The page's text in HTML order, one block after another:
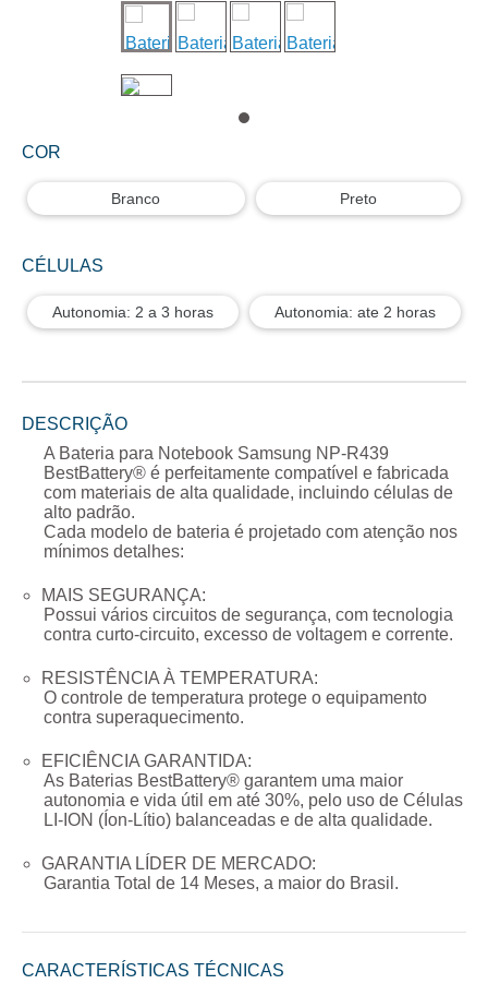
COR
Branco Preto
CÉLULAS
Autonomia: 2 a 3 horas Autonomia: ate 2 horas
DESCRIÇÃO
A Bateria para Notebook Samsung NP-R439
BestBattery® é perfeitamente compatível e fabricada
com materiais de alta qualidade, incluindo células de
alto padrão.
Cada modelo de bateria é projetado com atenção nos
mínimos detalhes:
MAIS SEGURANÇA:
Possui vários circuitos de segurança, com tecnologia
contra curto-circuito, excesso de voltagem e corrente.
RESISTÊNCIA À TEMPERATURA:
O controle de temperatura protege o equipamento
contra superaquecimento.
EFICIÊNCIA GARANTIDA:
As Baterias BestBattery® garantem uma maior
autonomia e vida útil em até 30%, pelo uso de Células
LI-ION (Íon-Lítio) balanceadas e de alta qualidade.
GARANTIA LÍDER DE MERCADO:
Garantia Total de 14 Meses, a maior do Brasil.
CARACTERÍSTICAS TÉCNICAS